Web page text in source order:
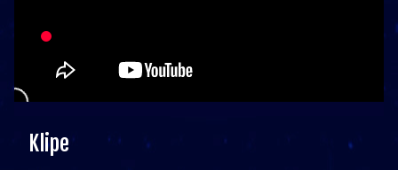
Klipe